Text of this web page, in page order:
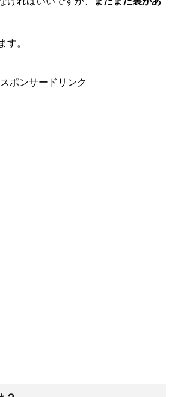
す。
スポンサードリンク